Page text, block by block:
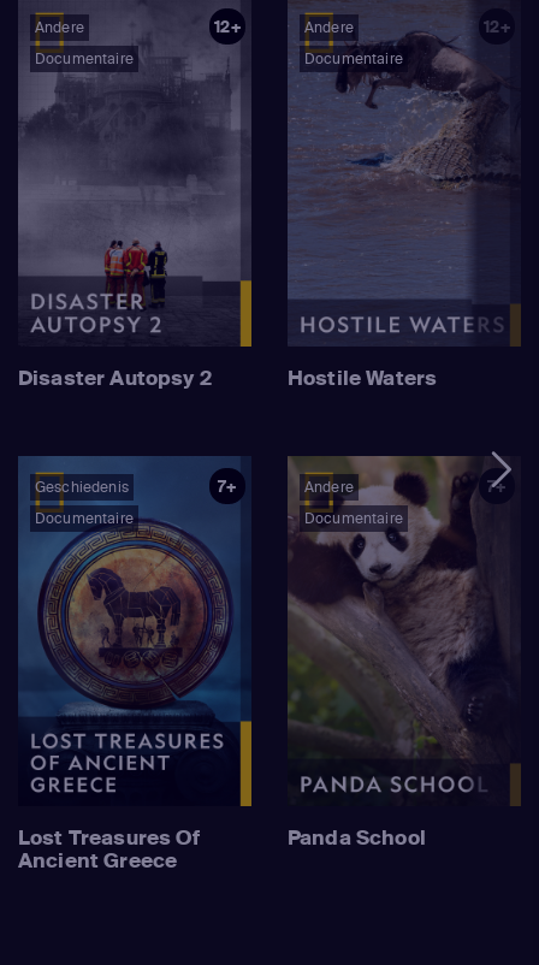
Andere
Documentaire
12+
Disaster Autopsy 2
Andere
Documentaire
12+
Hostile Waters
Geschiedenis
Documentaire
7+
Lost Treasures Of
Ancient Greece
Andere
Documentaire
7+
Panda School